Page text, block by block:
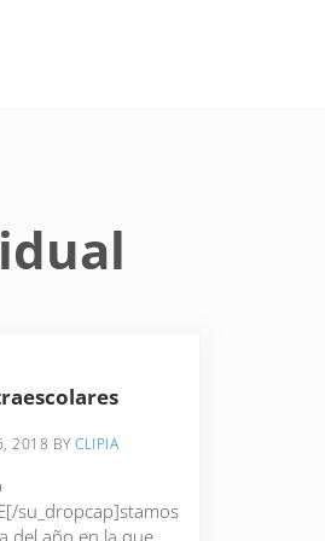
2018 BY CLIPIA
su_dropcap]stamos